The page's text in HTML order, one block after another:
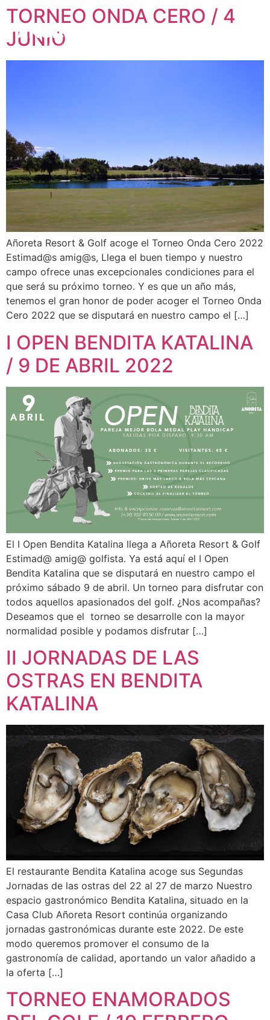
TORNEO ONDA CERO / 4
JUNIO
Añoreta Resort & Golf acoge el Torneo Onda Cero 2022
Estimad@s amig@s, Llega el buen tiempo y nuestro
campo ofrece unas excepcionales condiciones para el
que será su próximo torneo. Y es que un año más,
tenemos el gran honor de poder acoger el Torneo Onda
Cero 2022 que se disputará en nuestro campo el […]
I OPEN BENDITA KATALINA
/ 9 DE ABRIL 2022
El I Open Bendita Katalina llega a Añoreta Resort & Golf
Estimad@ amig@ golfista. Ya está aquí el I Open
Bendita Katalina que se disputará en nuestro campo el
próximo sábado 9 de abril. Un torneo para disfrutar con
todos aquellos apasionados del golf. ¿Nos acompañas?
Deseamos que el torneo se desarrolle con la mayor
normalidad posible y podamos disfrutar […]
II JORNADAS DE LAS
OSTRAS EN BENDITA
KATALINA
El restaurante Bendita Katalina acoge sus Segundas
Jornadas de las ostras del 22 al 27 de marzo Nuestro
espacio gastronómico Bendita Katalina, situado en la
Casa Club Añoreta Resort continúa organizando
jornadas gastronómicas durante este 2022. De este
modo queremos promover el consumo de la
gastronomía de calidad, aportando un valor añadido a
la oferta […]
TORNEO ENAMORADOS